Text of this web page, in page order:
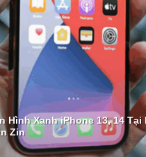
Hình Xanh iPhone 13, 14 Tại
Zin